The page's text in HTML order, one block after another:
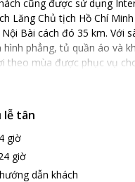
cũng được sử dụng
Lăng Chủ tịch Hồ Chí
Bài cách đó 35 km.
phẳng, tủ quần áo và
mùa được phục vụ
tổ chức hội họp. Bàn đặt
lễ tân
giờ
giờ
dẫn khách